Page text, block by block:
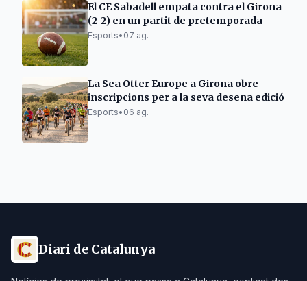
El CE Sabadell empata contra el Girona
(2-2) en un partit de pretemporada
Esports• 07 ag.
La Sea Otter Europe a Girona obre
inscripcions per a la seva desena edició
Esports• 06 ag.
Diari de Catalunya